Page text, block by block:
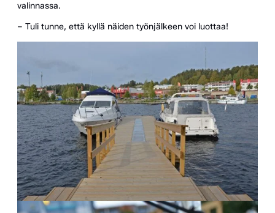
valinnassa.
– Tuli tunne, että kyllä näiden työnjälkeen voi luottaa!